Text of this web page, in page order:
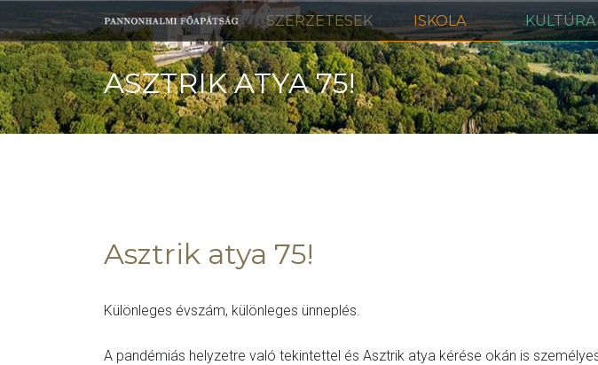
to
content
SZERZETESEK ISKOLA KULTÚRA
ASZTRIK ATYA 75!
Asztrik atya 75!
Különleges évszám, különleges ünneplés.
A pandémiás helyzetre való tekintettel és Asztrik atya kérése okán is